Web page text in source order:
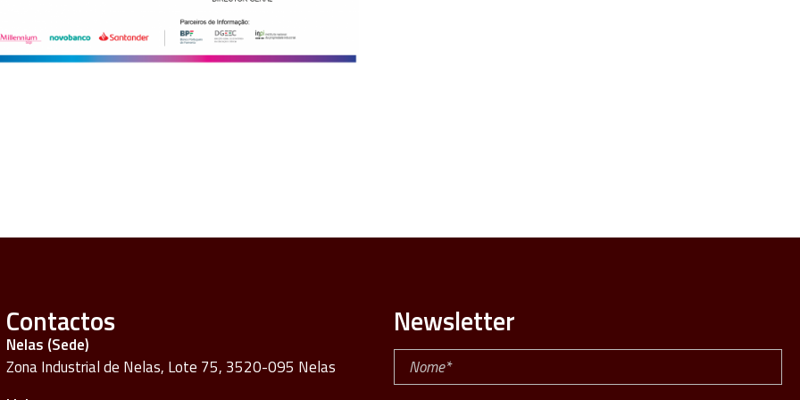
Contactos
Nelas (Sede)
Zona Industrial de Nelas, Lote 75, 3520-095 Nelas
Newsletter